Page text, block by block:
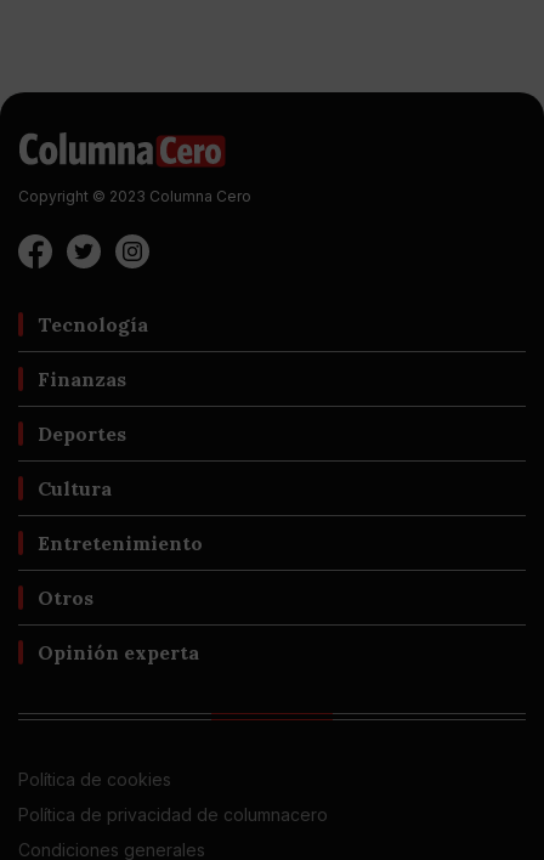
Copyright © 2023 Columna Cero
Tecnología
Finanzas
Deportes
Cultura
Entretenimiento
Otros
Opinión experta
Política de cookies
Política de privacidad de columnacero
Condiciones generales